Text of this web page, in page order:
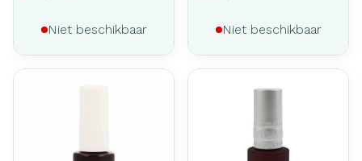
Niet beschikbaar Niet beschikbaar